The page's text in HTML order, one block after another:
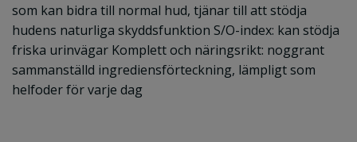
som kan bidra till normal hud, tjänar till att stödja
hudens naturliga skyddsfunktion S/O-index: kan stödja
friska urinvägar Komplett och näringsrikt: noggrant
sammanställd ingrediensförteckning, lämpligt som
helfoder för varje dag